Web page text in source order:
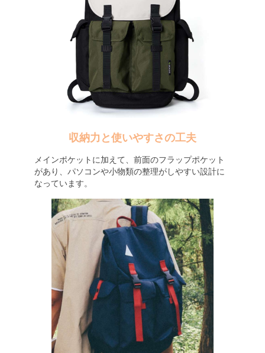
収納力と使いやすさの工夫
メインポケットに加えて、前面のフラップポケット
があり、パソコンや小物類の整理がしやすい設計に
なっています。